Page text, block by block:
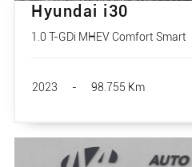
Hyundai i30
1.0 T-GDi MHEV Comfort Smart
2023 - 98.755 Km